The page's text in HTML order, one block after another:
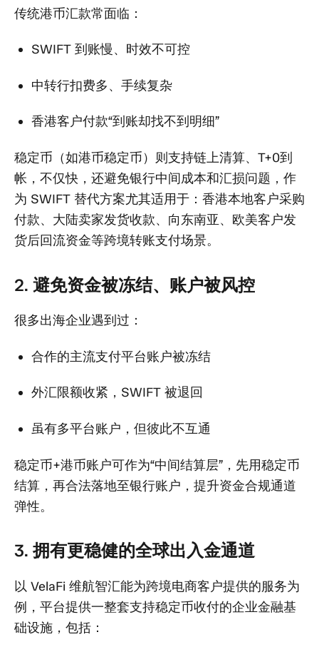
传统港币汇款常面临：
SWIFT 到账慢、时效不可控
中转行扣费多、手续复杂
香港客户付款“到账却找不到明细”
稳定币（如港币稳定币）则支持链上清算、T+0到
帐，不仅快，还避免银行中间成本和汇损问题，作
为 SWIFT 替代方案尤其适用于：香港本地客户采购
付款、大陆卖家发货收款、向东南亚、欧美客户发
货后回流资金等跨境转账支付场景。
2. 避免资金被冻结、账户被风控
很多出海企业遇到过：
合作的主流支付平台账户被冻结
外汇限额收紧，SWIFT 被退回
虽有多平台账户，但彼此不互通
稳定币+港币账户可作为“中间结算层”，先用稳定币
结算，再合法落地至银行账户，提升资金合规通道
弹性。
3. 拥有更稳健的全球出入金通道
以 VelaFi 维航智汇能为跨境电商客户提供的服务为
例，平台提供一整套支持稳定币收付的企业金融基
础设施，包括：